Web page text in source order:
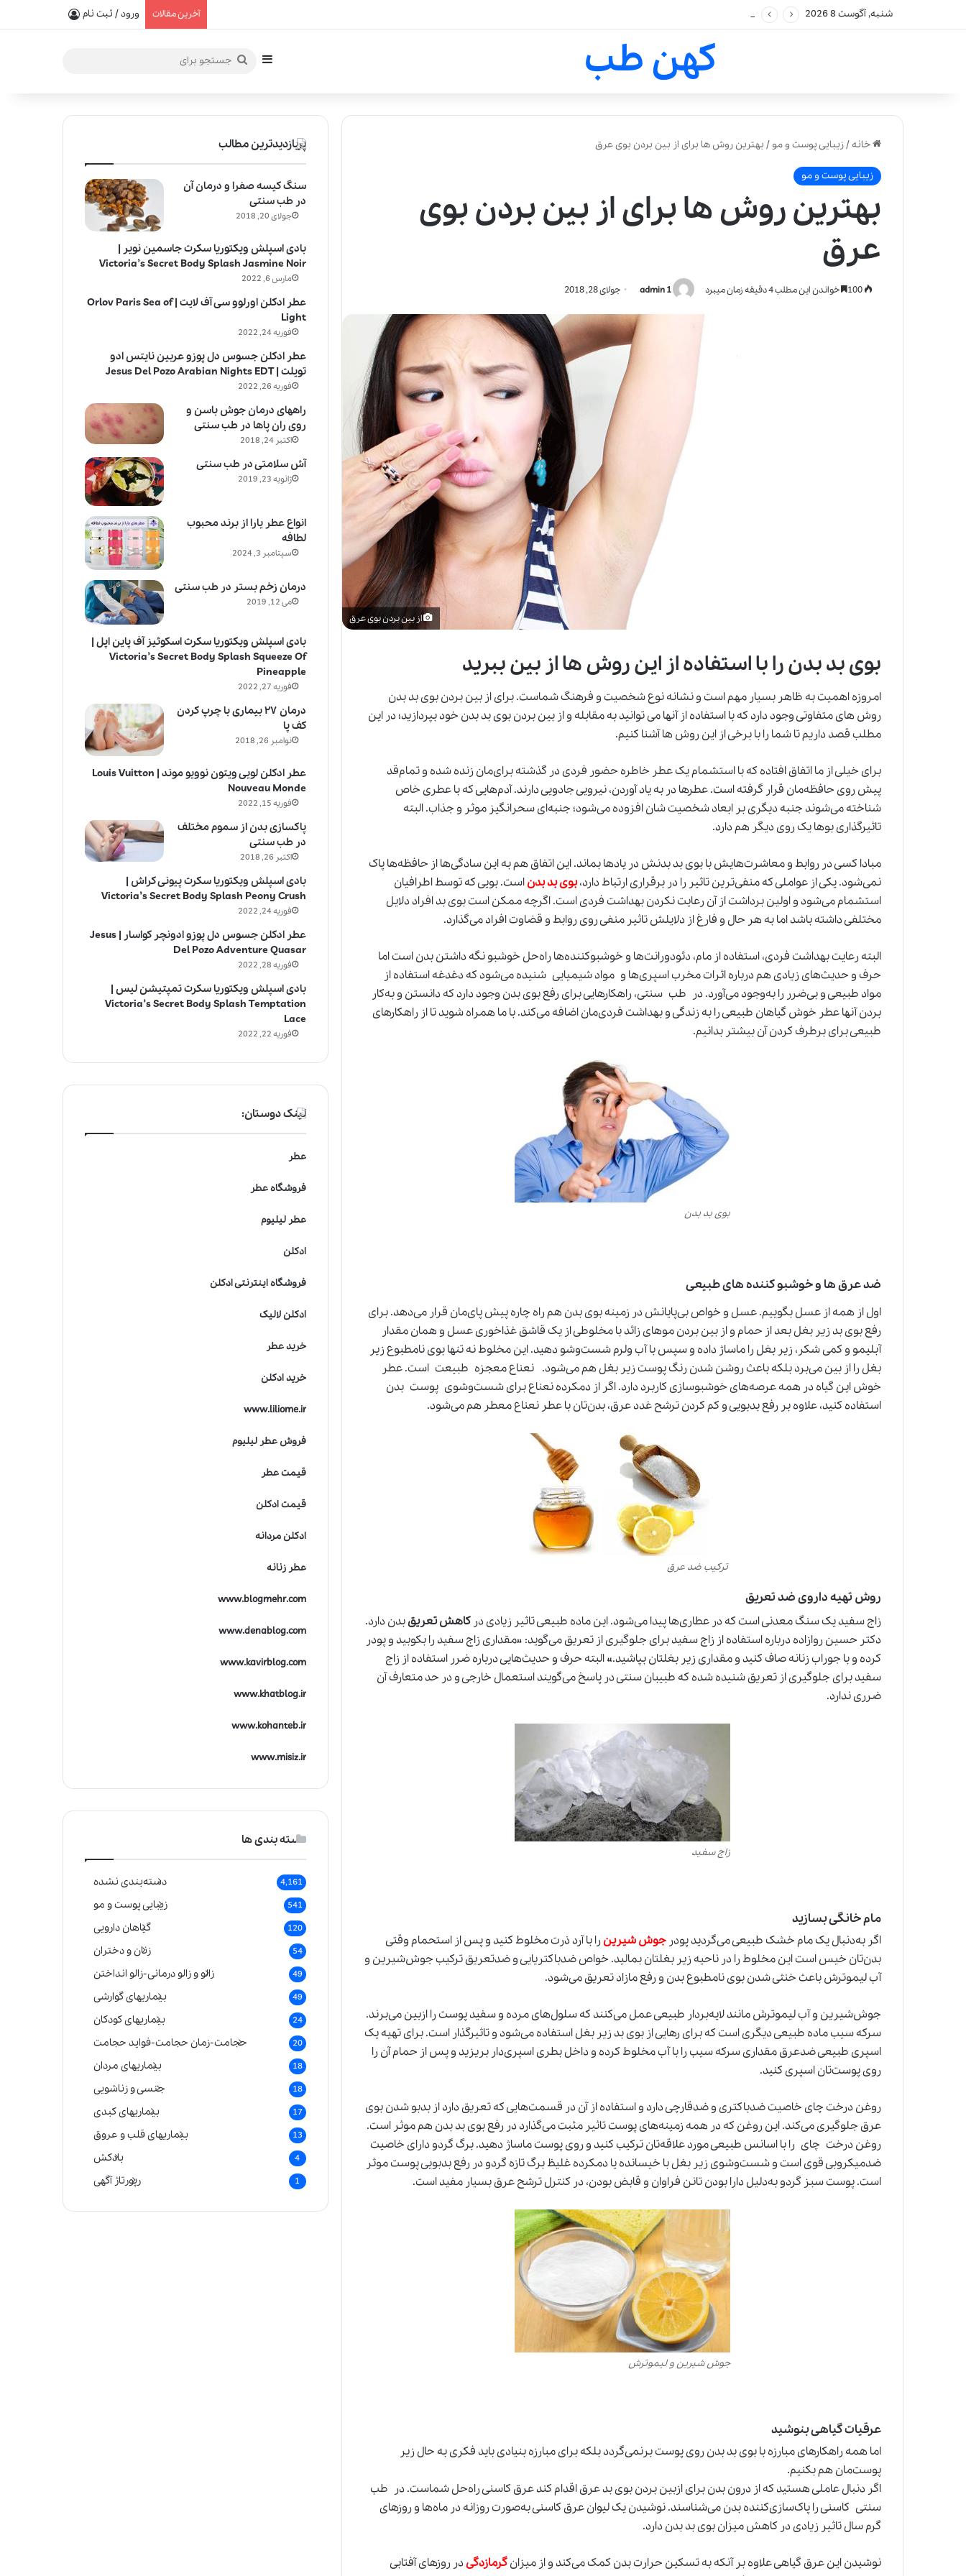
شنبه, آگوست 8 2026 آخرین مقالات ورود / ثبت نام
کهن طب سایدبارجستجو
خانه/زیبایی پوست و مو / بهترین روش ها برای از بین بردن بوی عرق
زیبایی پوست و مو
بهترین روش ها برای از بین بردن بوی
عرق
admin 1 جولای 28, 2018 خواندن این مطلب 4 دقیقه زمان میبرد
از بین بردن بوی عرق
بوی بد بدن را با استفاده از این روش ها از بین ببرید
امروزه اهمیت به ظاهر بسیار مهم است و نشانه نوع شخصیت و فرهنگ شماست. برایاز بین بردن بوی بد بدن
روش های متفاوتی وجود دارد که با استفاده از آنها می توانید به مقابله و از بین بردن بوی بد بدن خود بپردازید؛ در این
مطلب قصد داریم تا شما را با برخی از این روش ها آشنا کنیم.
برای خیلی از ما اتفاق افتاده که با استشمام یک عطر خاطره حضور فردی در گذشته برای‌مان زنده شده و تمام‌قد
پیش روی حافظه‌مان قرار گرفته است. عطرها در به یاد آوردن، نیرویی جادویی دارند. آدم‌هایی که با عطری خاص
شناخته می‌شوند جنبه دیگری بر ابعاد شخصیت ‌شان افزوده می‌شود؛ جنبه‌ای سحر‌انگیز موثر و جذاب. البته
تاثیرگذاری بوها یک روی دیگر هم دارد.
مبادا کسی در روابط و معاشرت‌هایش با بوی بد بدنش در یادها بماند. این اتفاق هم به این سادگی‌ها از حافظه‌ها پاک
نمی‌شود. یکی از عواملی که منفی‌ترین تاثیر را در برقراری ارتباط دارد،بوی بد بدناست. بویی که توسط اطرافیان
استشمام می‌شود و اولین برداشت از آن رعایت نکردن بهداشت فردی است. اگرچه ممکن است بوی بد افراد دلایل
مختلفی داشته باشد اما به هر حال و فارغ از دلایلش تاثیر منفی روی روابط و قضاوت افراد می‌گذارد.
البته رعایت بهداشت فردی، استفاده از مام، دئودورانت‌ها و خوشبو‌کننده‌ها راه‌حل خوشبو نگه داشتن بدن است اما
حرف و حدیث‌های زیادی هم درباره اثرات مخرب اسپری‌ها و مواد شیمیایی شنیده می‌شود که دغدغه استفاده از
مواد طبیعی و بی‌ضرر را به‌وجود می‌آورد. در طب سنتی، راهکارهایی برای رفع بوی بدن وجود دارد که دانستن و به‌کار
بردن آنها عطر خوش گیاهان طبیعی را به زندگی و بهداشت فردی‌مان اضافه می‌کند. با ما همراه شوید تا از راهکارهای
طبیعی برای برطرف کردن آن بیشتر بدانیم.
بوی بد بدن
ضد‌ عرق‌ ها و خوشبو کننده‌ های طبیعی
اول از همه از عسل بگوییم. عسل و خواص بی‌پایانش در زمینه بوی بدن هم راه چاره پیش پای‌مان قرار می‌دهد. برای
رفع بوی بد زیر بغل‌ بعد از حمام و از بین بردن موهای زائد با مخلوطی از یک قاشق غذاخوری عسل و همان مقدار
آبلیمو و کمی شکر، زیر بغل را ماساژ داده و سپس با آب ولرم شست‌وشو دهید. این مخلوط نه تنها بوی نامطبوع زیر
بغل را از بین می‌برد بلکه باعث روشن شدن رنگ پوست زیر بغل هم می‌شود. نعناع معجزه طبیعت است. عطر
خوش این گیاه در همه عرصه‌های خوشبوسازی کاربرد دارد. اگر از دمکرده نعناع برای شست‌وشوی پوست بدن
استفاده کنید، علاوه بر رفع بدبویی و کم کردن ترشح غدد عرق، بدن‌تان با عطر نعناع معطر هم می‌شود.
ترکیب ضد عرق
روش تهیه داروی ضد تعریق
زاج سفید یک سنگ معدنی است که در عطاری‌ها پیدا می‌شود. این ماده طبیعی تاثیر زیادی در کاهش تعریقبدن دارد.
دکتر حسین روازاده درباره استفاده از زاج سفید برای جلوگیری از تعریق می‌گوید: «مقداری زاج سفید را بکوبید و پودر
کرده و با جوراب زنانه صاف کنید و مقداری زیر بغلتان بپاشید.» البته حرف و حدیث‌‌هایی درباره ضرر استفاده از زاج
سفید برای جلوگیری از تعریق شنیده شده که طبیبان سنتی در پاسخ می‌گویند استعمال خارجی و در حد متعارف آن
ضرری ندارد.
زاج سفید
مام خانگی بسازید
اگر به‌دنبال یک مام خشک طبیعی می‌گردید پودرجوش‌ شیرینرا با آرد ذرت مخلوط کنید و پس از استحمام وقتی
بدن‌تان خیس است این مخلوط را در ناحیه زیر بغلتان بمالید. خواص ضدباکتریایی و ضدتعریق ترکیب جوش‌شیرین و
آب لیموترش باعث خنثی شدن بوی نامطبوع بدن و رفع مازاد تعریق می‌شود.
جوش‌شیرین و آب لیموترش مانند لایه‌بردار طبیعی عمل می‌کنند که سلول‌های مرده و سفید پوست را ازبین می‌برند.
سرکه سیب ماده طبیعی دیگری است که برای رهایی از بوی بد زیر بغل استفاده می‌شود و تاثیر‌گذار است. برای تهیه یک
اسپری طبیعی ضدعرق مقداری سرکه سیب را با آب مخلوط کرده و داخل بطری اسپری‌دار بریزید و پس از حمام آن را
روی پوست‌تان اسپری کنید.
روغن درخت چای خاصیت ضدباکتری و ضدقارچی دارد و استفاده از آن در قسمت‌هایی که تعریق دارد از بدبو شدن بوی
عرق جلوگیری می‌کند. این روغن که در همه زمینه‌های پوست تاثیر مثبت می‌گذارد در رفع بوی بد بدن هم موثر است.
روغن درخت چای را با اسانس طبیعی مورد علاقه‌تان ترکیب کنید و روی پوست ماساژ دهید. برگ گردو دارای خاصیت
ضدمیکروبی قوی است و شست‌وشوی زیر بغل با خیسانده یا دمکرده غلیظ برگ تازه گردو در رفع بدبویی پوست موثر
است. پوست سبز گردو به‌دلیل دارا بودن تانن فراوان و قابض بودن، در کنترل ترشح عرق بسیار مفید است.
جوش شیرین و لیموترش
عرقیات گیاهی بنوشید
اما همه راهکارهای مبارزه با بوی بد بدن روی پوست برنمی‌گردد بلکه برای مبارزه بنیادی باید فکری به حال زیر
پوست‌مان هم بکنیم.
اگر دنبال عاملی هستید که از درون بدن‌ برای ازبین بردن بوی بد عرق اقدام کند عرق کاسنی راه‌حل شماست. در طب
سنتی کاسنی را پاک‌سازی‌کننده بدن می‌شناسند. نوشیدن یک لیوان عرق کاسنی به‌صورت روزانه در ماه‌ها و روزهای
گرم سال تاثیر زیادی در کاهش میزان بوی بد بدن دارد.
نوشیدن این عرق گیاهی علاوه بر آنکه به تسکین حرارت بدن کمک می‌کند و از میزانگرمازدگیدر روزهای آفتابی
پربازدیدترین مطالب
سنگ کیسه صفرا و درمان آن
در طب سنتی
جولای 20, 2018
بادی اسپلش ویکتوریا سکرت جاسمین نویر |
Victoria’s Secret Body Splash Jasmine Noir
مارس 6, 2022
عطر ادکلن اورلوو سی آف لایت | Orlov Paris Sea of
Light
فوریه 24, 2022
عطر ادکلن جسوس دل پوزو عربین نایتس ادو
تویلت | Jesus Del Pozo Arabian Nights EDT
فوریه 26, 2022
راههای درمان جوش باسن و
روی ران پاها در طب سنتی
اکتبر 24, 2018
آش سلامتی در طب سنتی
ژانویه 23, 2019
انواع عطر یارا از برند محبوب
لطافه
سپتامبر 3, 2024
درمان زخم بستر در طب سنتی
می 12, 2019
بادی اسپلش ویکتوریا سکرت اسکوئیز آف پاین اپل |
Victoria’s Secret Body Splash Squeeze Of
Pineapple
فوریه 27, 2022
درمان ۲۷ بیماری با چرپ کردن
کف پا
نوامبر 26, 2018
عطر ادکلن لویی ویتون نوویو موند | Louis Vuitton
Nouveau Monde
فوریه 15, 2022
پاکسازی بدن از سموم مختلف
در طب سنتی
اکتبر 26, 2018
بادی اسپلش ویکتوریا سکرت پیونی کراش |
Victoria’s Secret Body Splash Peony Crush
فوریه 24, 2022
عطر ادکلن جسوس دل پوزو ادونچر کواسار | Jesus
Del Pozo Adventure Quasar
فوریه 28, 2022
بادی اسپلش ویکتوریا سکرت تمپتیشن لیس |
Victoria’s Secret Body Splash Temptation
Lace
فوریه 22, 2022
لینک دوستان:
عطر
فروشگاه عطر
عطر لیلیوم
ادکلن
فروشگاه اینترنتی ادکلن
ادکلن لالیک
خرید عطر
خرید ادکلن
www.liliome.ir
فروش عطر لیلیوم
قیمت عطر
قیمت ادکلن
ادکلن مردانه
عطر زنانه
www.blogmehr.com
www.denablog.com
www.kavirblog.com
www.khatblog.ir
www.kohanteb.ir
www.misiz.ir
دسته بندی ها
دسته‌بندی نشده 4,161
زیبایی پوست و مو 541
گیاهان دارویی 120
زنان و دختران 54
زالو و زالو درمانی-زالو انداختن 49
بیماریهای گوارشی 49
بیماریهای کودکان 24
حجامت-زمان حجامت-فواید حجامت 20
بیماریهای مردان 18
جنسی و زناشویی 18
بیماریهای کبدی 17
بیماریهای قلب و عروق 13
بادکش 4
رپورتاژ آگهی 1